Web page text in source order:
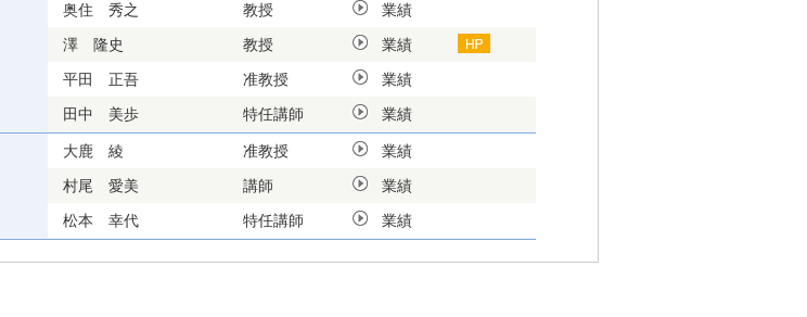
奥住 秀之 教授
業績
澤 隆史
教授
業績
平田 正吾
准教授
業績
田中 美歩
特任講師 業績
大鹿 綾 准教授
業績
村尾 愛美
講師
業績
松本 幸代
特任講師 業績